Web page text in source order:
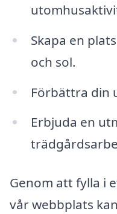
Skapa en
och sol.
Förbättra din
Erbjuda en
Genom att fylla i
vår webbplats